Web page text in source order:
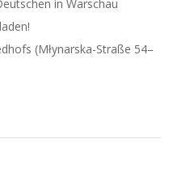
in Warschau
(Młynarska-Straße 54–